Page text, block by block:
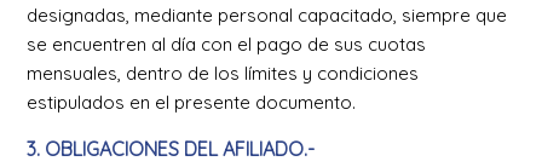
designadas, mediante personal capacitado, siempre que
se encuentren al día con el pago de sus cuotas
mensuales, dentro de los límites y condiciones
estipulados en el presente documento.
3. OBLIGACIONES DEL AFILIADO.-